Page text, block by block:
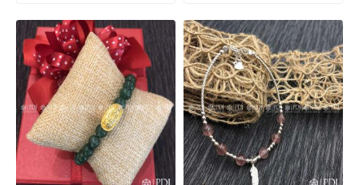
XEM CHI TIẾT XEM CHI TIẾT